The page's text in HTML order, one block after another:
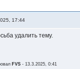
17:44
удалить тему.
FVS- 13.3.2025, 0:41